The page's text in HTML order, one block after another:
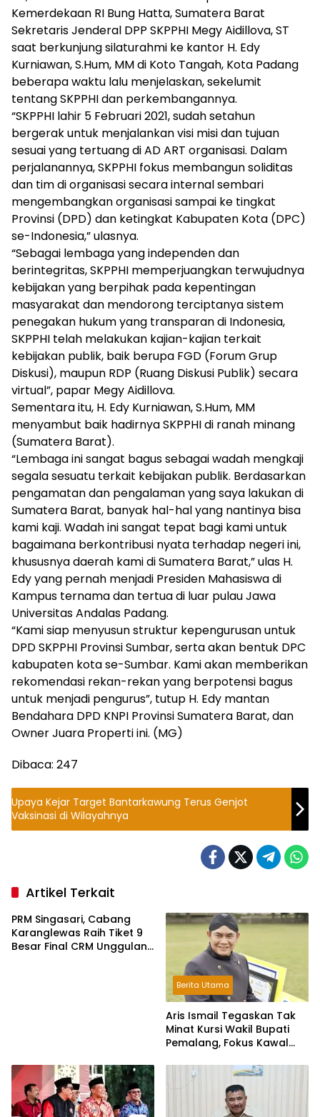
Kemerdekaan RI Bung Hatta, Sumatera Barat
Sekretaris Jenderal DPP SKPPHI Megy Aidillova, ST
saat berkunjung silaturahmi ke kantor H. Edy
Kurniawan, S.Hum, MM di Koto Tangah, Kota Padang
beberapa waktu lalu menjelaskan, sekelumit
tentang SKPPHI dan perkembangannya.
“SKPPHI lahir 5 Februari 2021, sudah setahun
bergerak untuk menjalankan visi misi dan tujuan
sesuai yang tertuang di AD ART organisasi. Dalam
perjalanannya, SKPPHI fokus membangun soliditas
dan tim di organisasi secara internal sembari
mengembangkan organisasi sampai ke tingkat
Provinsi (DPD) dan ketingkat Kabupaten Kota (DPC)
se-Indonesia,” ulasnya.
“Sebagai lembaga yang independen dan
berintegritas, SKPPHI memperjuangkan terwujudnya
kebijakan yang berpihak pada kepentingan
masyarakat dan mendorong terciptanya sistem
penegakan hukum yang transparan di Indonesia,
SKPPHI telah melakukan kajian-kajian terkait
kebijakan publik, baik berupa FGD (Forum Grup
Diskusi), maupun RDP (Ruang Diskusi Publik) secara
virtual”, papar Megy Aidillova.
Sementara itu, H. Edy Kurniawan, S.Hum, MM
menyambut baik hadirnya SKPPHI di ranah minang
(Sumatera Barat).
“Lembaga ini sangat bagus sebagai wadah mengkaji
segala sesuatu terkait kebijakan publik. Berdasarkan
pengamatan dan pengalaman yang saya lakukan di
Sumatera Barat, banyak hal-hal yang nantinya bisa
kami kaji. Wadah ini sangat tepat bagi kami untuk
bagaimana berkontribusi nyata terhadap negeri ini,
khususnya daerah kami di Sumatera Barat,” ulas H.
Edy yang pernah menjadi Presiden Mahasiswa di
Kampus ternama dan tertua di luar pulau Jawa
Universitas Andalas Padang.
“Kami siap menyusun struktur kepengurusan untuk
DPD SKPPHI Provinsi Sumbar, serta akan bentuk DPC
kabupaten kota se-Sumbar. Kami akan memberikan
rekomendasi rekan-rekan yang berpotensi bagus
untuk menjadi pengurus”, tutup H. Edy mantan
Bendahara DPD KNPI Provinsi Sumatera Barat, dan
Owner Juara Properti ini. (MG)
Dibaca: 247
Upaya Kejar Target Bantarkawung Terus Genjot
Vaksinasi di Wilayahnya
Artikel Terkait
PRM Singasari, Cabang
Karanglewas Raih Tiket 9
Besar Final CRM Unggulan
Berita Utama
Aris Ismail Tegaskan Tak
Minat Kursi Wakil Bupati
Pemalang, Fokus Kawal